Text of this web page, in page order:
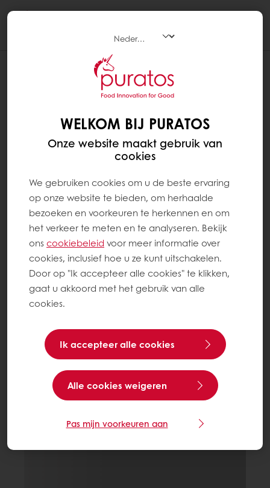
WELKOM BIJ PURATOS
Onze website maakt gebruik van
cookies
We gebruiken cookies om u de beste ervaring
op onze website te bieden, om herhaalde
bezoeken en voorkeuren te herkennen en om
het verkeer te meten en te analyseren. Bekijk
ons ​​cookiebeleid voor meer informatie over
cookies, inclusief hoe u ze kunt uitschakelen.
Door op "Ik accepteer alle cookies" te klikken,
gaat u akkoord met het gebruik van alle
cookies.
Ik accepteer alle cookies
Alle cookies weigeren
Pas mijn voorkeuren aan